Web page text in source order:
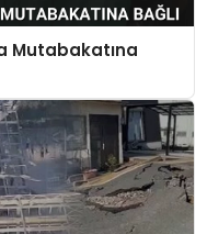
Mutabakatına